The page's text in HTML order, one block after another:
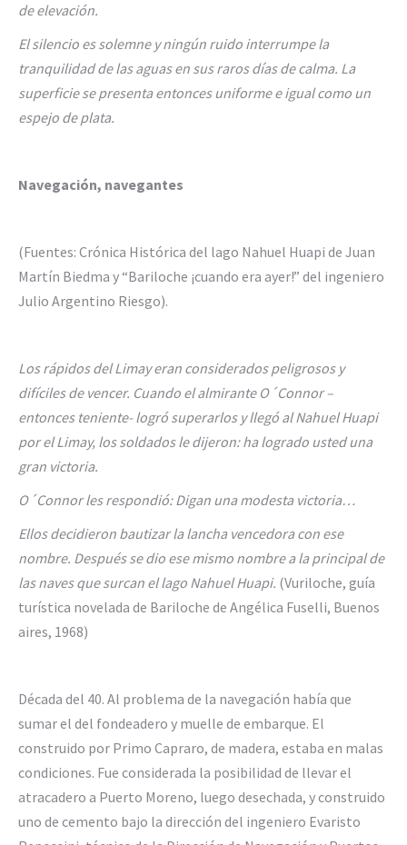
de elevación.
El silencio es solemne y ningún ruido interrumpe la
tranquilidad de las aguas en sus raros días de calma. La
superficie se presenta entonces uniforme e igual como un
espejo de plata.
Navegación, navegantes
(Fuentes: Crónica Histórica del lago Nahuel Huapi de Juan
Martín Biedma y “Bariloche ¡cuando era ayer!” del ingeniero
Julio Argentino Riesgo).
Los rápidos del Limay eran considerados peligrosos y
difíciles de vencer. Cuando el almirante O´Connor –
entonces teniente- logró superarlos y llegó al Nahuel Huapi
por el Limay, los soldados le dijeron: ha logrado usted una
gran victoria.
O´Connor les respondió: Digan una modesta victoria…
Ellos decidieron bautizar la lancha vencedora con ese
nombre. Después se dio ese mismo nombre a la principal de
las naves que surcan el lago Nahuel Huapi. (Vuriloche, guía
turística novelada de Bariloche de Angélica Fuselli, Buenos
aires, 1968)
Década del 40. Al problema de la navegación había que
sumar el del fondeadero y muelle de embarque. El
construido por Primo Capraro, de madera, estaba en malas
condiciones. Fue considerada la posibilidad de llevar el
atracadero a Puerto Moreno, luego desechada, y construido
uno de cemento bajo la dirección del ingeniero Evaristo